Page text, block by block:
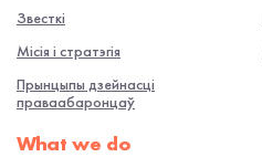
Звесткі
Місія і стратэгія
Прынцыпы дзейнасці
праваабаронцаў
What we do